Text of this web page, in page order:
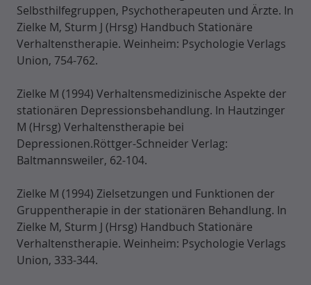
Selbsthilfegruppen, Psychotherapeuten und Ärzte. In
Zielke M, Sturm J (Hrsg) Handbuch Stationäre
Verhaltenstherapie. Weinheim: Psychologie Verlags
Union, 754-762.
Zielke M (1994) Verhaltensmedizinische Aspekte der
stationären Depressionsbehandlung. In Hautzinger
M (Hrsg) Verhaltenstherapie bei
Depressionen.Röttger-Schneider Verlag:
Baltmannsweiler, 62-104.
Zielke M (1994) Zielsetzungen und Funktionen der
Gruppentherapie in der stationären Behandlung. In
Zielke M, Sturm J (Hrsg) Handbuch Stationäre
Verhaltenstherapie. Weinheim: Psychologie Verlags
Union, 333-344.